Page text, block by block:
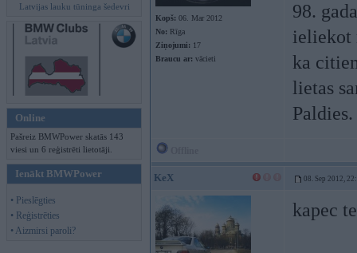
Latvijas lauku tūninga šedevri
Online
Pašreiz BMWPower skatās 143
viesi un 6 reģistrēti lietotāji.
Ienākt BMWPower
• Pieslēgties
• Reģistrēties
• Aizmirsi paroli?
Kopš: 06. Mar 2012
No: Rīga
Ziņojumi: 17
Braucu ar: vācieti
98.
ieliekot
ka
lietas
Paldies.
KeX 08. Sep 2012,
kapec